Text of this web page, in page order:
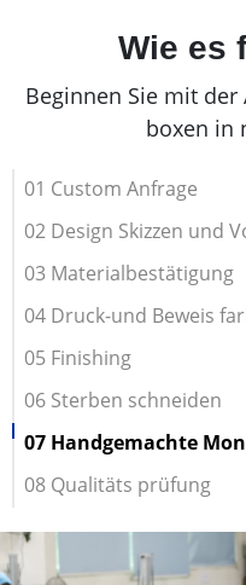
Wie es
Beginnen Sie mit der
boxen in
01 Custom Anfrage
02 Design Skizzen und
03 Materialbestätigung
04 Druck-und Beweis
05 Finishing
06 Sterben schneiden
07 Handgemachte
08 Qualitäts prüfung